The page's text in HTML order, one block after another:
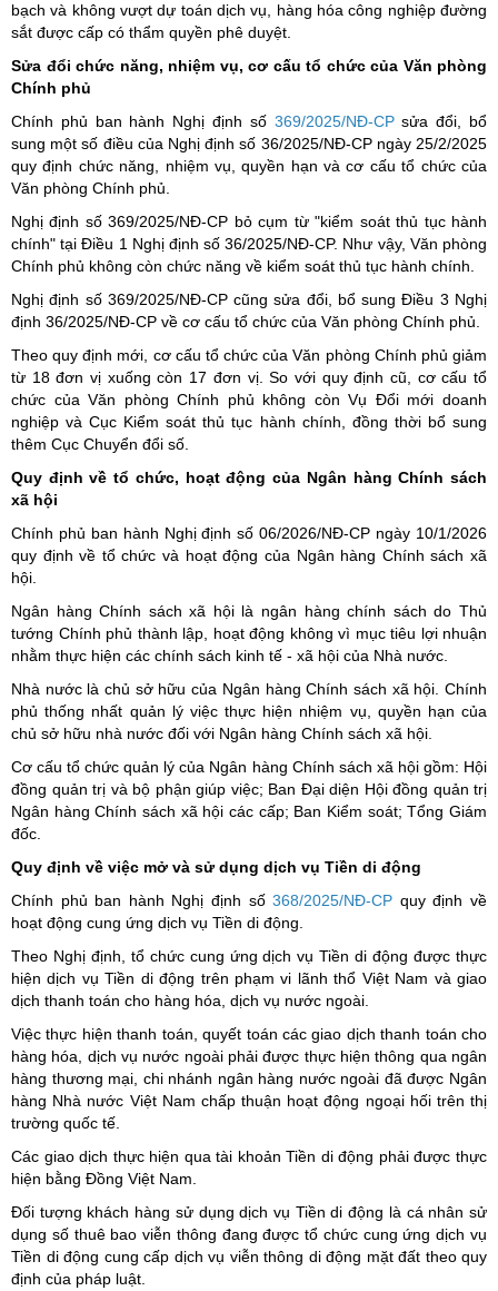
bạch và không vượt dự toán dịch vụ, hàng hóa công nghiệp đường
sắt được cấp có thẩm quyền phê duyệt.
Sửa đổi chức năng, nhiệm vụ, cơ cấu tổ chức của Văn phòng
Chính phủ
Chính phủ ban hành Nghị định số 369/2025/NĐ-CP sửa đổi, bổ
sung một số điều của Nghị định số 36/2025/NĐ-CP ngày 25/2/2025
quy định chức năng, nhiệm vụ, quyền hạn và cơ cấu tổ chức của
Văn phòng Chính phủ.
Nghị định số 369/2025/NĐ-CP bỏ cụm từ "kiểm soát thủ tục hành
chính" tại Điều 1 Nghị định số 36/2025/NĐ-CP. Như vậy, Văn phòng
Chính phủ không còn chức năng về kiểm soát thủ tục hành chính.
Nghị định số 369/2025/NĐ-CP cũng sửa đổi, bổ sung Điều 3 Nghị
định 36/2025/NĐ-CP về cơ cấu tổ chức của Văn phòng Chính phủ.
Theo quy định mới, cơ cấu tổ chức của Văn phòng Chính phủ giảm
từ 18 đơn vị xuống còn 17 đơn vị. So với quy định cũ, cơ cấu tổ
chức của Văn phòng Chính phủ không còn Vụ Đổi mới doanh
nghiệp và Cục Kiểm soát thủ tục hành chính, đồng thời bổ sung
thêm Cục Chuyển đổi số.
Quy định về tổ chức, hoạt động của Ngân hàng Chính sách
xã hội
Chính phủ ban hành Nghị định số 06/2026/NĐ-CP ngày 10/1/2026
quy định về tổ chức và hoạt động của Ngân hàng Chính sách xã
hội.
Ngân hàng Chính sách xã hội là ngân hàng chính sách do Thủ
tướng Chính phủ thành lập, hoạt động không vì mục tiêu lợi nhuận
nhằm thực hiện các chính sách kinh tế - xã hội của Nhà nước.
Nhà nước là chủ sở hữu của Ngân hàng Chính sách xã hội. Chính
phủ thống nhất quản lý việc thực hiện nhiệm vụ, quyền hạn của
chủ sở hữu nhà nước đối với Ngân hàng Chính sách xã hội.
Cơ cấu tổ chức quản lý của Ngân hàng Chính sách xã hội gồm: Hội
đồng quản trị và bộ phận giúp việc; Ban Đại diện Hội đồng quản trị
Ngân hàng Chính sách xã hội các cấp; Ban Kiểm soát; Tổng Giám
đốc.
Quy định về việc mở và sử dụng dịch vụ Tiền di động
Chính phủ ban hành Nghị định số368/2025/NĐ-CP quy định về
hoạt động cung ứng dịch vụ Tiền di động.
Theo Nghị định, tổ chức cung ứng dịch vụ Tiền di động được thực
hiện dịch vụ Tiền di động trên phạm vi lãnh thổ Việt Nam và giao
dịch thanh toán cho hàng hóa, dịch vụ nước ngoài.
Việc thực hiện thanh toán, quyết toán các giao dịch thanh toán cho
hàng hóa, dịch vụ nước ngoài phải được thực hiện thông qua ngân
hàng thương mại, chi nhánh ngân hàng nước ngoài đã được Ngân
hàng Nhà nước Việt Nam chấp thuận hoạt động ngoại hối trên thị
trường quốc tế.
Các giao dịch thực hiện qua tài khoản Tiền di động phải được thực
hiện bằng Đồng Việt Nam.
Đối tượng khách hàng sử dụng dịch vụ Tiền di động là cá nhân sử
dụng số thuê bao viễn thông đang được tổ chức cung ứng dịch vụ
Tiền di động cung cấp dịch vụ viễn thông di động mặt đất theo quy
định của pháp luật.